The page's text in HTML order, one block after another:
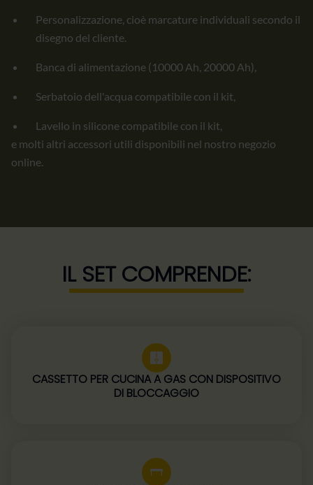
Personalizzazione, cioè marcature individuali secondo il
disegno del cliente.
Banca di alimentazione (10000 Ah, 20000 Ah),
Serbatoio dell'acqua compatibile con il kit,
Lavello in silicone compatibile con il kit,
e molti altri accessori utili disponibili nel nostro negozio
online.
IL SET COMPRENDE:
CASSETTO PER CUCINA A GAS CON DISPOSITIVO
DI BLOCCAGGIO